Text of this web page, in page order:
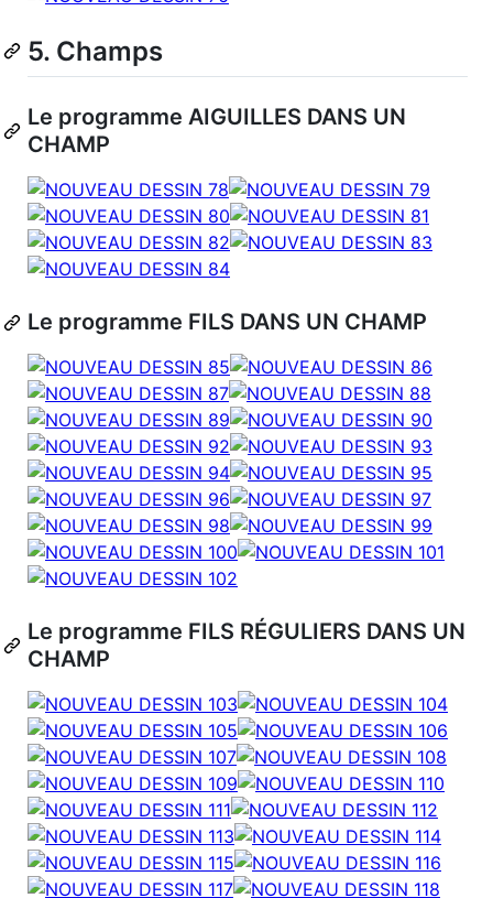
5. Champs
Le programme AIGUILLES DANS UN
CHAMP
Le programme FILS DANS UN CHAMP
Le programme FILS RÉGULIERS DANS UN
CHAMP